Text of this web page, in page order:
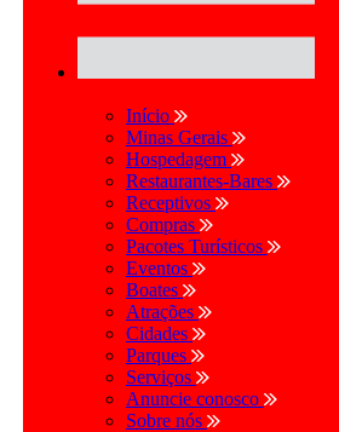
Início
Minas Gerais
Hospedagem
Restaurantes-Bares
Receptivos
Compras
Pacotes Turísticos
Eventos
Boates
Atrações
Cidades
Parques
Serviços
Anuncie conosco
Sobre nós